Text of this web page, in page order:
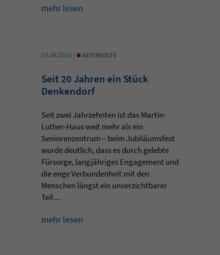
mehr lesen
03.08.2026 | • ALTENHILFE
Seit 20 Jahren ein Stück
Denkendorf
Seit zwei Jahrzehnten ist das Martin-
Luther-Haus weit mehr als ein
Seniorenzentrum – beim Jubiläumsfest
wurde deutlich, dass es durch gelebte
Fürsorge, langjähriges Engagement und
die enge Verbundenheit mit den
Menschen längst ein unverzichtbarer
Teil ...
mehr lesen